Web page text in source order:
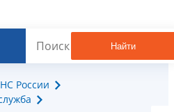
Найти
России